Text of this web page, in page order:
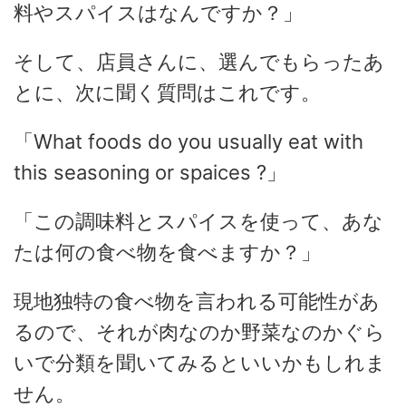
料やスパイスはなんですか？」
そして、店員さんに、選んでもらったあ
とに、次に聞く質問はこれです。
「What foods do you usually eat with
this seasoning or spaices ?」
「この調味料とスパイスを使って、あな
たは何の食べ物を食べますか？」
現地独特の食べ物を言われる可能性があ
るので、それが肉なのか野菜なのかぐら
いで分類を聞いてみるといいかもしれま
せん。